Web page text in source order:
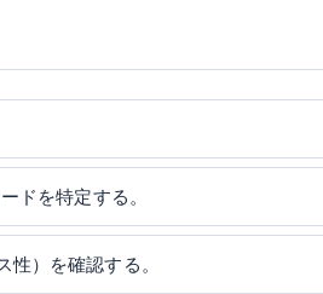
ドを特定する。
）を確認する。